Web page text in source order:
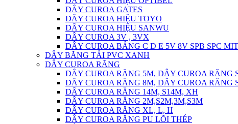
DÂY CUROA GATES
DÂY CUROA HIỆU TOYO
DÂY CUROA HIỆU SANWU
DÂY CUROA 3V , 3VX
DÂY CUROA BẢNG C D E 5V 8V SPB SPC
DÂY BĂNG TẢI PVC XANH
DÂY CUROA RĂNG
DÂY CUROA RĂNG 5M, DÂY CUROA RĂNG
DÂY CUROA RĂNG 8M, DÂY CUROA RĂNG
DÂY CUROA RĂNG 14M, S14M, XH
DÂY CUROA RĂNG 2M,S2M,3M,S3M
DÂY CUROA RĂNG XL, L, H
DÂY CUROA RĂNG PU LÕI THÉP